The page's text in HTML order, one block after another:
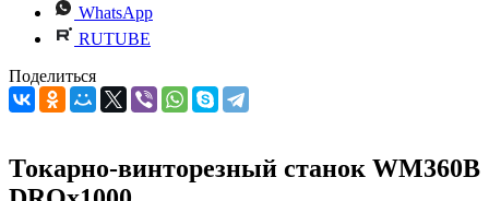
WhatsApp
RUTUBE
Поделиться
Токарно-винторезный станок WM360B